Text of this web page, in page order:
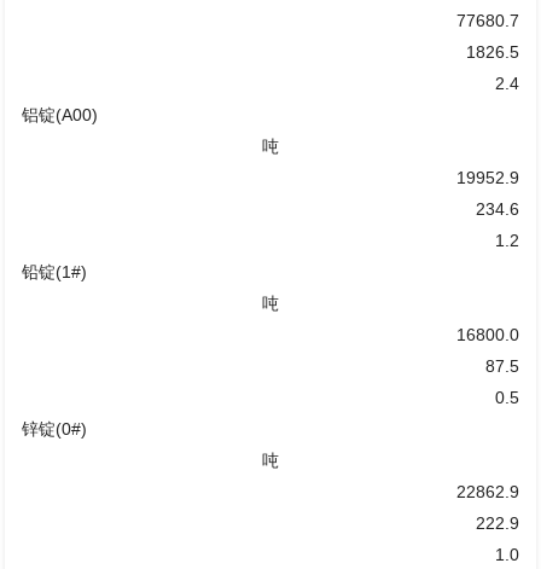
77680.7
1826.5
2.4
铝锭(A00)
吨
19952.9
234.6
1.2
铅锭(1#)
吨
16800.0
87.5
0.5
锌锭(0#)
吨
22862.9
222.9
1.0